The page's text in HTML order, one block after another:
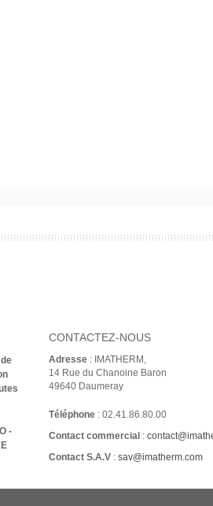
-
CONTACTEZ-NOUS
Adresse : IMATHERM,
14 Rue du Chanoine Baron
49640 Daumeray
Téléphone : 02.41.86.80.00
Contact commercial :
Contact S.A.V : sav@imatherm.com